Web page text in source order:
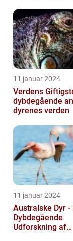
11 januar 2024
Verdens
dybdegående
dyrenes verden
11 januar 2024
Australske Dyr -
Dybdegående
Udforskning af